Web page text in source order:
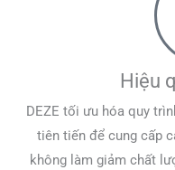
Hiệu
DEZE tối ưu hóa quy
tiên tiến để cung cấp
không làm giảm chất